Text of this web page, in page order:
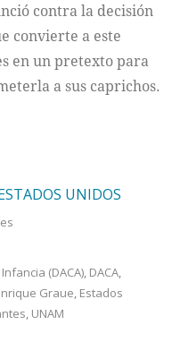
contra la decisión
convierte a este
en un pretexto para
a sus caprichos.
UNIDOS
(DACA), DACA,
Graue, Estados
, UNAM